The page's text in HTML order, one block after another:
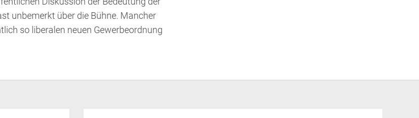
unbemerkt über die Bühne. Mancher
so liberalen neuen Gewerbeordnung